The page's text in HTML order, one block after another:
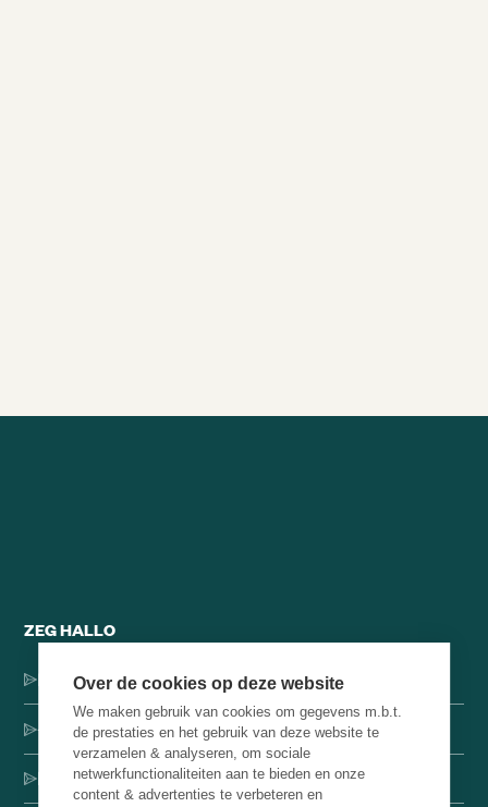
ZEG HALLO
Dorpsstraat 137, 1546 JH Jisp
+31 (0)75-4000071
hello@brainbakery.com
Over de cookies op deze website
We maken gebruik van cookies om gegevens m.b.t.
de prestaties en het gebruik van deze website te
verzamelen & analyseren, om sociale
netwerkfunctionaliteiten aan te bieden en onze
content & advertenties te verbeteren en